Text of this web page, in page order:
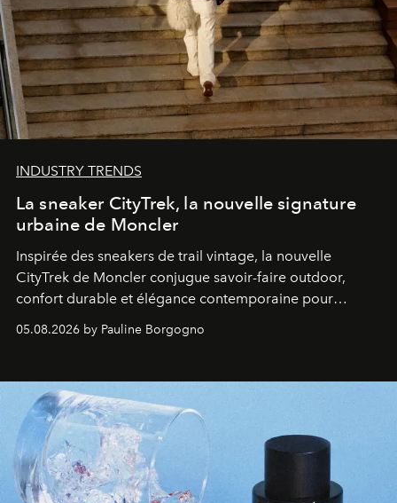
INDUSTRY TRENDS
La sneaker CityTrek, la nouvelle signature
urbaine de Moncler
Inspirée des sneakers de trail vintage, la nouvelle
CityTrek de Moncler conjugue savoir-faire outdoor,
confort durable et élégance contemporaine pour
accompagner les explorations du quotidien.
05.08.2026 by Pauline Borgogno